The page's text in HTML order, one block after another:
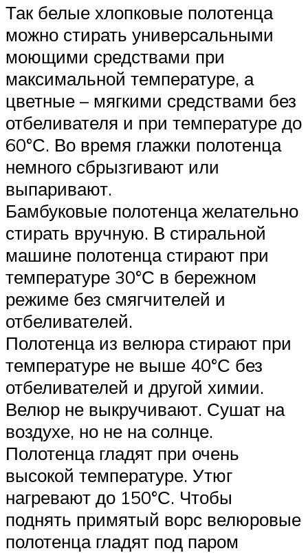
Так белые хлопковые полотенца
можно стирать универсальными
моющими средствами при
максимальной температуре, а
цветные – мягкими средствами без
отбеливателя и при температуре до
60°С. Во время глажки полотенца
немного сбрызгивают или
выпаривают.
Бамбуковые полотенца желательно
стирать вручную. В стиральной
машине полотенца стирают при
температуре 30°С в бережном
режиме без смягчителей и
отбеливателей.
Полотенца из велюра стирают при
температуре не выше 40°С без
отбеливателей и другой химии.
Велюр не выкручивают. Сушат на
воздухе, но не на солнце.
Полотенца гладят при очень
высокой температуре. Утюг
нагревают до 150°С. Чтобы
поднять примятый ворс велюровые
полотенца гладят под паром